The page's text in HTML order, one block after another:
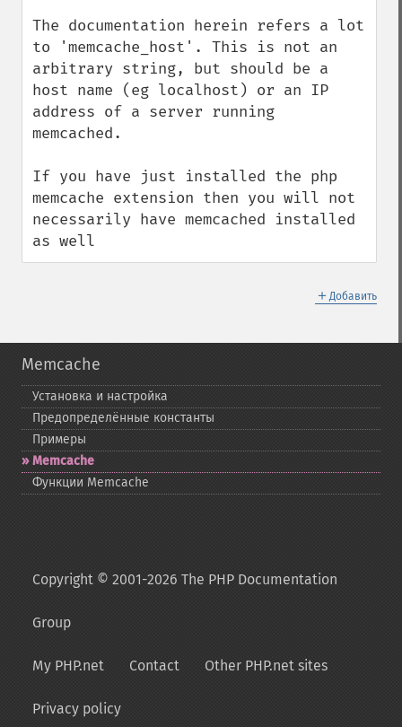
The documentation herein refers a lot
to 'memcache_host'. This is not an
arbitrary string, but should be a
host name (eg localhost) or an IP
address of a server running
memcached.
If you have just installed the php
memcache extension then you will not
necessarily have memcached installed
as well
＋ Добавить
Memcache
Установка и настройка
Предопределённые константы
Примеры
Memcache
Функции Memcache
Copyright © 2001-2026 The PHP Documentation
Group
My PHP.net Contact Other PHP.net sites
Privacy policy